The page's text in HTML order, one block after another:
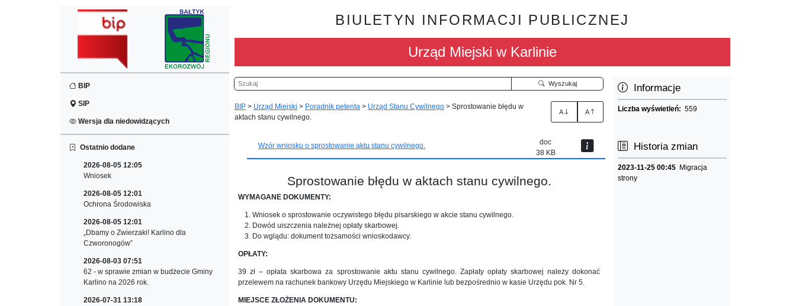
BIP
SIP
Wersja dla niedowidzących
Ostatnio dodane
2026-08-05 12:05
Wniosek
2026-08-05 12:01
Ochrona Środowiska
2026-08-05 12:01
„Dbamy o Zwierzaki! Karlino dla
Czworonogów”
2026-08-03 07:51
62 - w sprawie zmian w budżecie Gminy
Karlino na 2026 rok.
2026-07-31 13:18
BIULETYN INFORMACJI PUBLICZNEJ
Urząd Miejski w Karlinie
Szukaj Wyszukaj
BIP > Urząd Miejski > Poradnik petenta > Urząd Stanu Cywilnego > Sprostowanie błędu w
aktach stanu cywilnego.
A A
Wzór wniosku o sprostowanie aktu stanu cywilnego.
doc
38 KB
Sprostowanie błędu w aktach stanu cywilnego.
WYMAGANE DOKUMENTY:
Wniosek o sprostowanie oczywistego błędu pisarskiego w akcie stanu cywilnego.
Dowód uiszczenia należnej opłaty skarbowej.
Do wglądu: dokument tożsamości wnioskodawcy.
OPŁATY:
39 zł – opłata skarbowa za sprostowanie aktu stanu cywilnego. Zapłaty opłaty skarbowej należy dokonać
przelewem na rachunek bankowy Urzędu Miejskiego w Karlinie lub bezpośrednio w kasie Urzędu pok. Nr 5.
MIEJSCE ZŁOŻENIA DOKUMENTU:
Informacje
Liczba wyświetleń:559
Historia zmian
2023-11-25 00:45 Migracja
strony